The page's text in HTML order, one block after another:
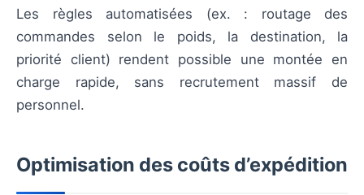
Les règles automatisées (ex. : routage des
commandes selon le poids, la destination, la
priorité client) rendent possible une montée en
charge rapide, sans recrutement massif de
personnel.
Optimisation des coûts d’expédition